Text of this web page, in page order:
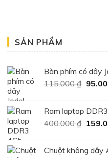
SẢN PHẨM
Bàn phím có dây
115.000₫ Giá
Ram laptop
400.000₫ Giá
Chuột không dây